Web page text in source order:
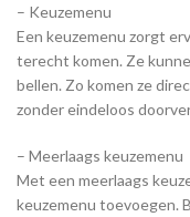
– Keuzemenu
Een keuzemenu zorgt
terecht komen. Ze
bellen. Zo komen ze
zonder eindeloos
– Meerlaags keuzemenu
Met een meerlaags
keuzemenu toevoegen.